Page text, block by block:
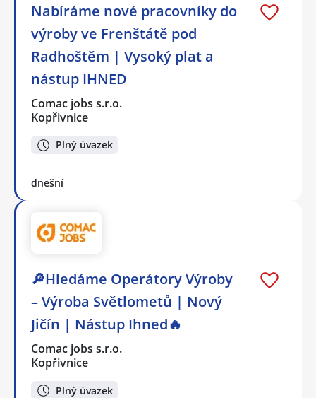
Nabíráme nové pracovníky do
výroby ve Frenštátě pod
Radhoštěm | Vysoký plat a
nástup IHNED
Comac jobs s.r.o.
Kopřivnice
Plný úvazek
dnešní
🔎Hledáme Operátory Výroby
– Výroba Světlometů | Nový
Jičín | Nástup Ihned🔥
Comac jobs s.r.o.
Kopřivnice
Plný úvazek